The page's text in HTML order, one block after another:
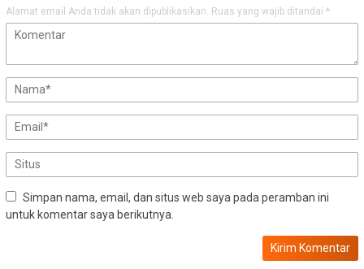
Alamat email Anda tidak akan dipublikasikan. Ruas yang wajib ditandai *
Simpan nama, email, dan situs web saya pada peramban ini
untuk komentar saya berikutnya.